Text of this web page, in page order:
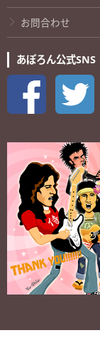
お問合わせ
あぽろん公式SNS